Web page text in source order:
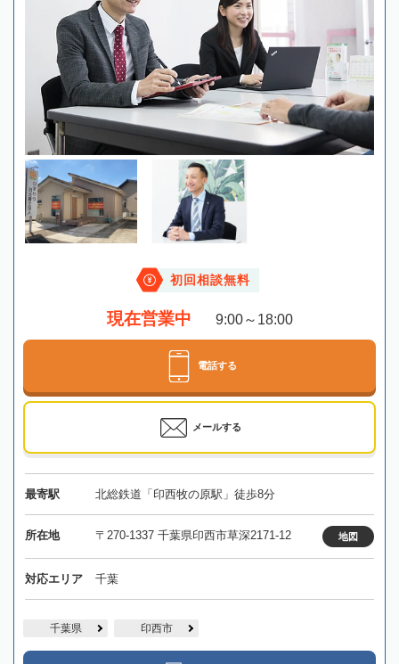
初回相談無料
現在営業中 9:00～18:00
電話する
メールする
最寄駅 北総鉄道「印西牧の原駅」徒歩8分
所在地 〒270-1337 千葉県印西市草深2171-12 地図
対応エリア 千葉
千葉県 印西市